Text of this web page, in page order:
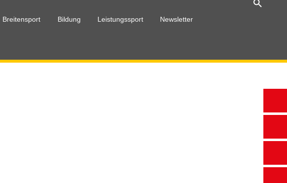
Breitensport Bildung Leistungssport Newsletter